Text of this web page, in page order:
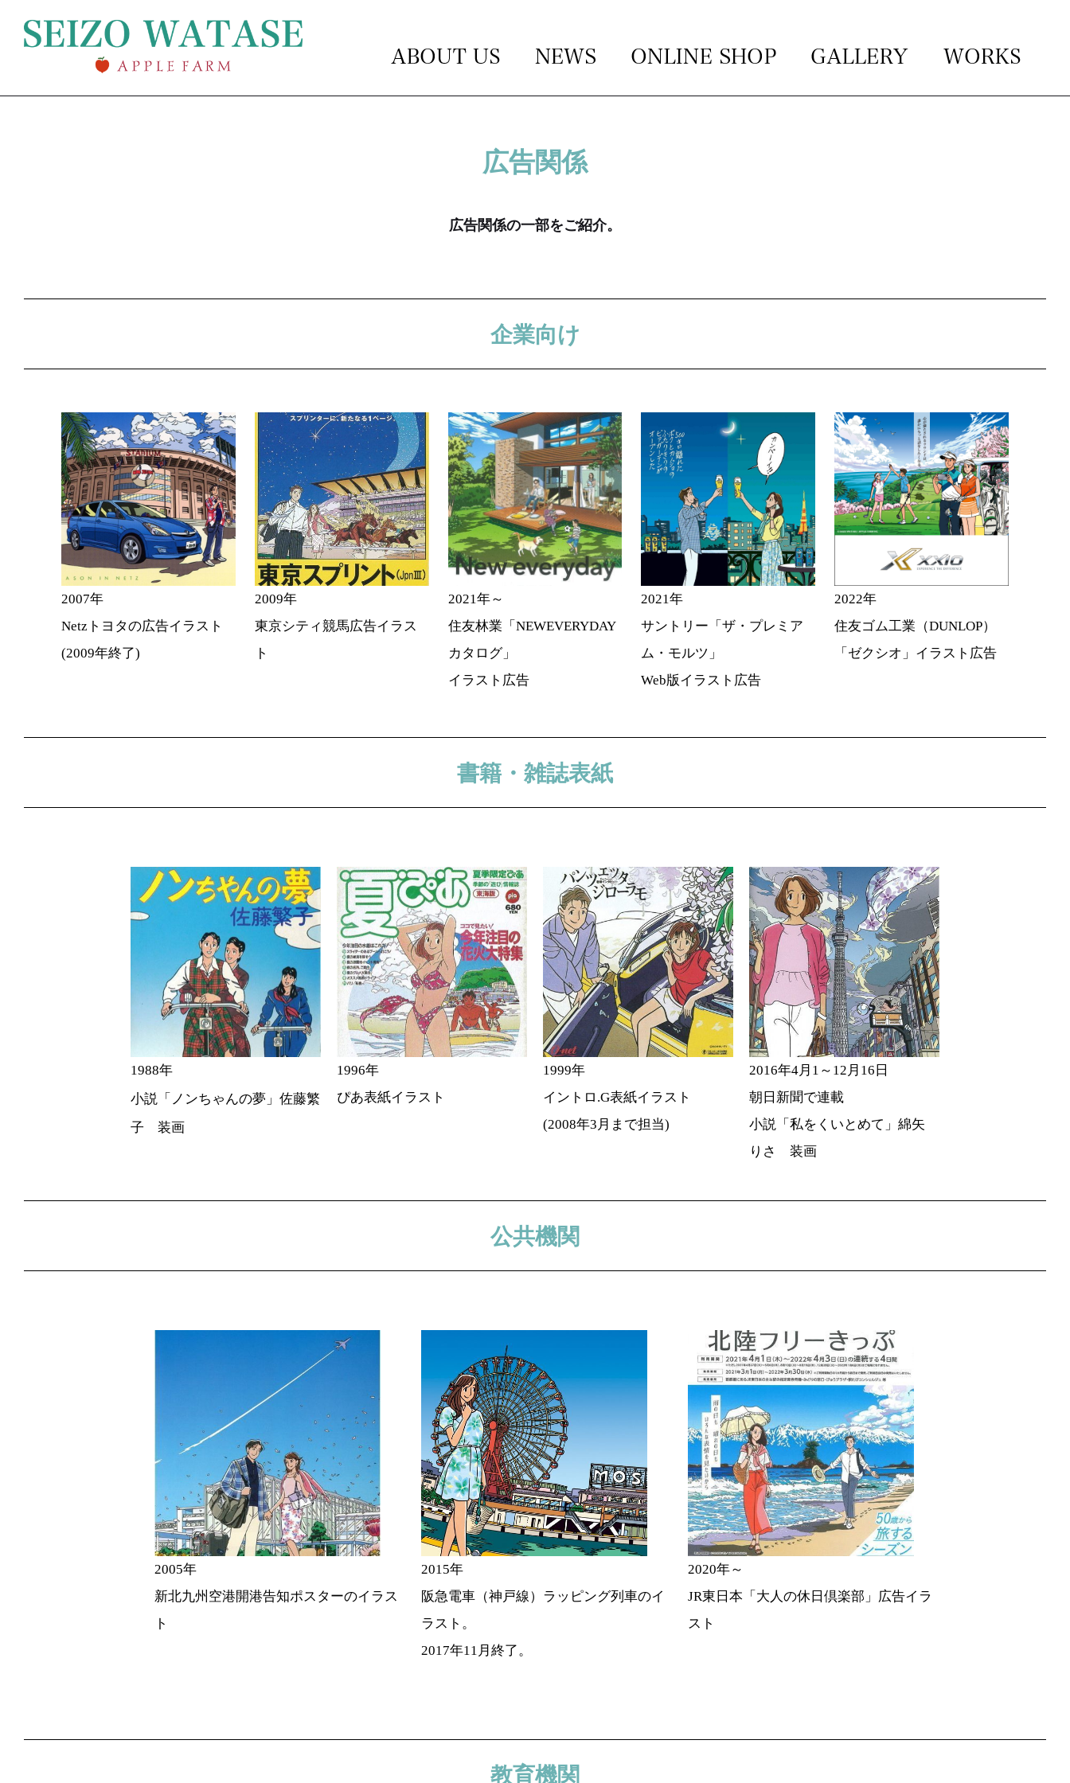
広告関係
広告関係の一部をご紹介。
企業向け
2007年
Netzトヨタの広告イラスト
(2009年終了)
2009年
東京シティ競馬広告イラス
ト
2021年～
住友林業「NEWEVERYDAY
カタログ」
イラスト広告
2021年
サントリー「ザ・プレミア
ム・モルツ」
Web版イラスト広告
2022年
住友ゴム工業（DUNLOP）
「ゼクシオ」イラスト広告
書籍・雑誌表紙
1988年
小説「ノンちゃんの夢」佐藤繁
子装画
1996年
ぴあ表紙イラスト
1999年
イントロ.G表紙イラスト
(2008年3月まで担当)
2016年4月1～12月16日
朝日新聞で連載
小説「私をくいとめて」綿矢
りさ 装画
公共機関
2005年
新北九州空港開港告知ポスターのイラス
ト
2015年
阪急電車（神戸線）ラッピング列車のイ
ラスト。
2017年11月終了。
2020年～
JR東日本「大人の休日倶楽部」広告イラ
スト
教育機関